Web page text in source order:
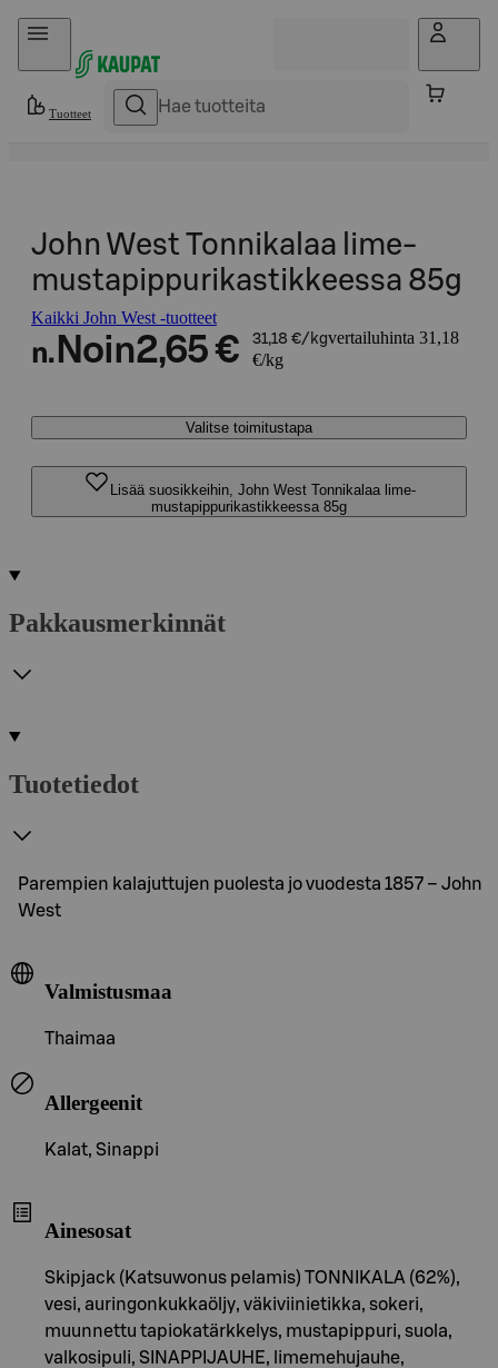
Hyppää sisältöön
Tuotteet
John West Tonnikalaa lime-
mustapippurikastikkeessa 85g
Kaikki John West -tuotteet
n. Noin2,65 € 31,18 €/kgvertailuhinta 31,18
€/kg
Valitse toimitustapa
Lisää suosikkeihin, John West Tonnikalaa lime-
mustapippurikastikkeessa 85g
Pakkausmerkinnät
Tuotetiedot
Parempien kalajuttujen puolesta jo vuodesta 1857 – John
West
Valmistusmaa
Thaimaa
Allergeenit
Kalat, Sinappi
Ainesosat
Skipjack (Katsuwonus pelamis) TONNIKALA (62%),
vesi, auringonkukkaöljy, väkiviinietikka, sokeri,
muunnettu tapiokatärkkelys, mustapippuri, suola,
valkosipuli, SINAPPIJAUHE, limemehujauhe,